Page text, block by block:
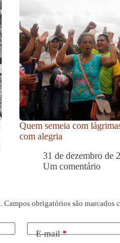
Quem semeia com
com alegria
31 de dezembro de
Um comentário
Campos obrigatórios são marcados
E-mail*